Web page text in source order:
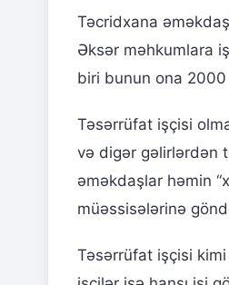
Təcridxana
Əksər məhkumlara
biri bunun ona 2000
Təsərrüfat işçisi
və digər gəlirlərdən
əməkdaşlar həmin
müəssisələrinə
Təsərrüfat işçisi